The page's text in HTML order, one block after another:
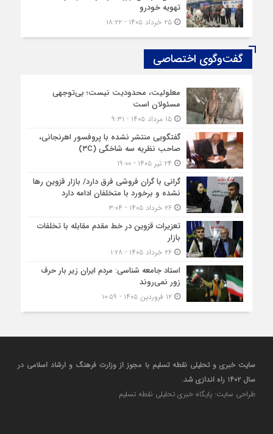
تهویه خودرو
۲۵ خرداد ۱۴۰۵ - ۱۸:۲۲
گفت‌وگوی اختصاصی
معلولیت، محدودیت نیست؛ بی‌توجهی
مسئولان است
۱۵ مرداد ۱۴۰۵ - ۹:۳۱
گفتگویی منتشر نشده با پروفسور اهرنجانی،
صاحب نظریه سه‌ شاخگی (۳C)
گرانی با گران‌ فروشی فرق دارد/ بازار قزوین رها
نشده و برخورد با متخلفان ادامه دارد
۲۶ خرداد ۱۴۰۵ - ۳:۰۴
تعزیرات قزوین در خط مقدم مقابله با تخلفات
بازار
۲۶ خرداد ۱۴۰۵ - ۱:۲۸
استاد جامعه شناسی: مردم ایران زیر بار حرف
زور نمی‌روند
۱۲ فروردین ۱۴۰۵ - ۱۰:۵۹
سایت خبری و تحلیلی نقطه تسلیم با مجوز از وزارت فرهنگ و ارشاد اسلامی در
سال ۱۴۰۲ راه اندازی شد.
طراحی سایت: پایگاه خبری تحلیلی نقطه تسلیم